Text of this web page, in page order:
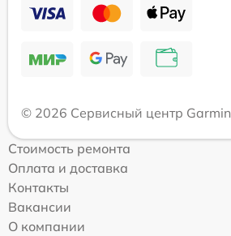
© 2026 Сервисный центр Garmin
Стоимость ремонта
Оплата и доставка
Контакты
Вакансии
О компании